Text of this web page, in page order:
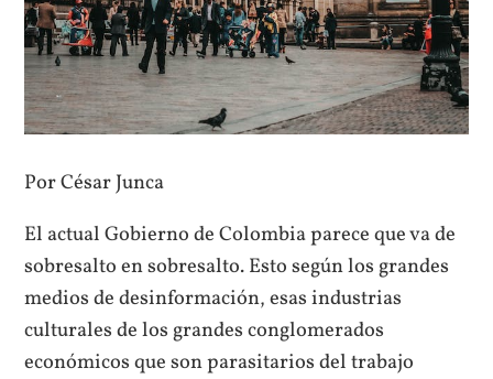
Por César Junca
El actual Gobierno de Colombia parece que va de
sobresalto en sobresalto. Esto según los grandes
medios de desinformación, esas industrias
culturales de los grandes conglomerados
económicos que son parasitarios del trabajo